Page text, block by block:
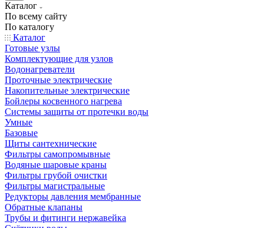
Каталог
По всему сайту
По каталогу
Каталог
Готовые узлы
Комплектующие для узлов
Водонагреватели
Проточные электрические
Накопительные электрические
Бойлеры косвенного нагрева
Системы защиты от протечки воды
Умные
Базовые
Щиты сантехнические
Фильтры самопромывные
Водяные шаровые краны
Фильтры грубой очистки
Фильтры магистральные
Редукторы давления мембранные
Обратные клапаны
Трубы и фитинги нержавейка